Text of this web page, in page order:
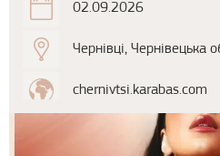
02.09.2026
Чернівці, Чернівецька
chernivtsi.karabas.com